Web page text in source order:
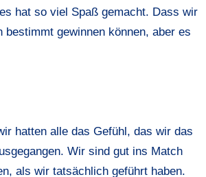
hat so viel Spaß gemacht. Dass wir
gewinnen können, aber es
hatten alle das Gefühl, das wir das
Wir sind gut ins Match
als wir tatsächlich geführt haben.